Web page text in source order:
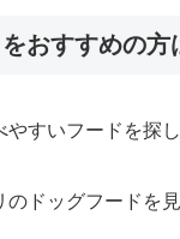
をおすすめの方
やすいフードを探
のドッグフードを